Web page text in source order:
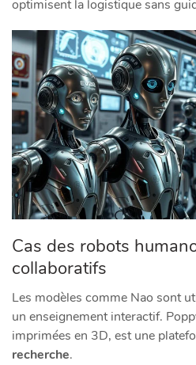
optimisent la logistique sans
Cas des robots
collaboratifs
Les modèles comme Nao sont
un enseignement interactif.
imprimées en 3D, est une
recherche.